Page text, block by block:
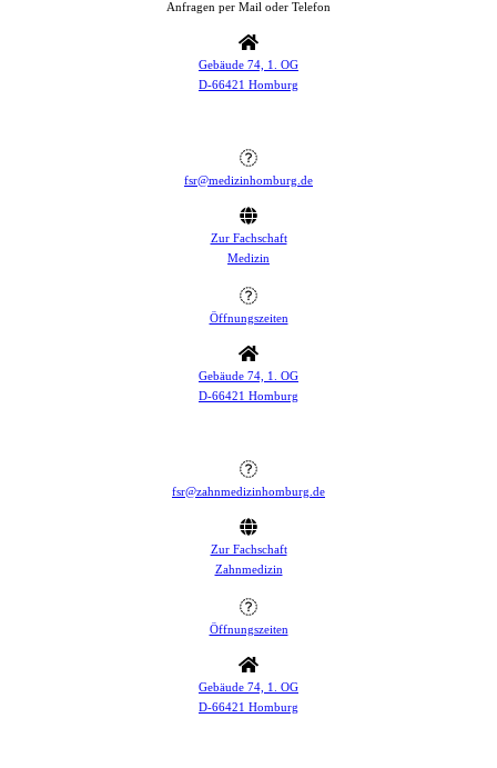
Anfragen per Mail oder Telefon
Gebäude 74, 1. OG
D-66421 Homburg
fsr@medizinhomburg.de
Zur Fachschaft
Medizin
Öffnungszeiten
Gebäude 74, 1. OG
D-66421 Homburg
fsr@zahnmedizinhomburg.de
Zur Fachschaft
Zahnmedizin
Öffnungszeiten
Gebäude 74, 1. OG
D-66421 Homburg